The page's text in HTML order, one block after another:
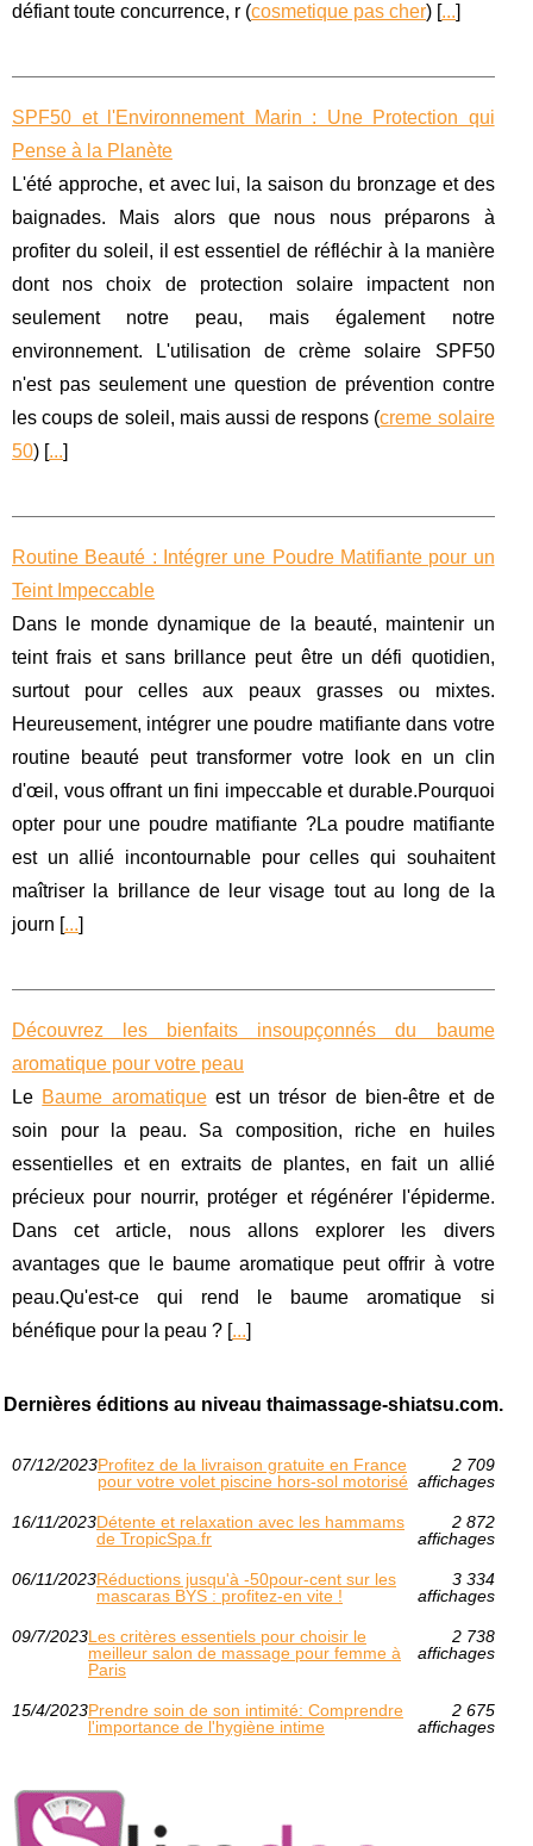
défiant toute concurrence, r (cosmetique pas cher) [...]
SPF50 et l'Environnement Marin : Une Protection qui
Pense à la Planète
L'été approche, et avec lui, la saison du bronzage et des
baignades. Mais alors que nous nous préparons à
profiter du soleil, il est essentiel de réfléchir à la manière
dont nos choix de protection solaire impactent non
seulement notre peau, mais également notre
environnement. L'utilisation de crème solaire SPF50
n'est pas seulement une question de prévention contre
les coups de soleil, mais aussi de respons (creme solaire
50) [...]
Routine Beauté : Intégrer une Poudre Matifiante pour un
Teint Impeccable
Dans le monde dynamique de la beauté, maintenir un
teint frais et sans brillance peut être un défi quotidien,
surtout pour celles aux peaux grasses ou mixtes.
Heureusement, intégrer une poudre matifiante dans votre
routine beauté peut transformer votre look en un clin
d'œil, vous offrant un fini impeccable et durable.Pourquoi
opter pour une poudre matifiante ?La poudre matifiante
est un allié incontournable pour celles qui souhaitent
maîtriser la brillance de leur visage tout au long de la
journ [...]
Découvrez les bienfaits insoupçonnés du baume
aromatique pour votre peau
Le Baume aromatiqueest un trésor de bien-être et de
soin pour la peau. Sa composition, riche en huiles
essentielles et en extraits de plantes, en fait un allié
précieux pour nourrir, protéger et régénérer l'épiderme.
Dans cet article, nous allons explorer les divers
avantages que le baume aromatique peut offrir à votre
peau.Qu'est-ce qui rend le baume aromatique si
bénéfique pour la peau ? [...]
Dernières éditions au niveau thaimassage-shiatsu.com.
07/12/2023Profitez de la livraison gratuite en France
pour votre volet piscine hors-sol motorisé
2 709
affichages
16/11/2023Détente et relaxation avec les hammams
de TropicSpa.fr
2 872
affichages
06/11/2023Réductions jusqu'à -50pour-cent sur les
mascaras BYS : profitez-en vite !
3 334
affichages
09/7/2023Les critères essentiels pour choisir le
meilleur salon de massage pour femme à
Paris
2 738
affichages
15/4/2023Prendre soin de son intimité: Comprendre
l'importance de l'hygiène intime
2 675
affichages